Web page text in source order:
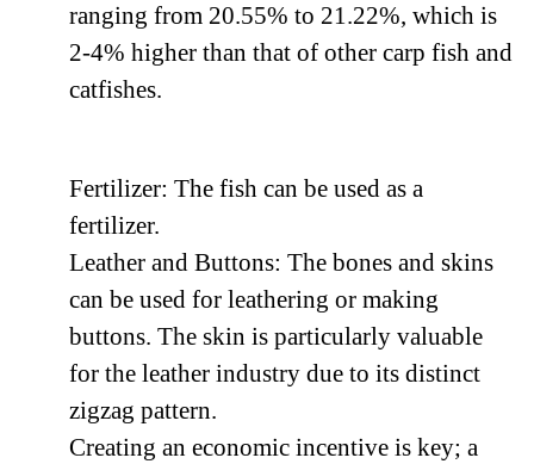
ranging from 20.55% to 21.22%, which is
2-4% higher than that of other carp fish and
catfishes.
Fertilizer: The fish can be used as a
fertilizer.
Leather and Buttons: The bones and skins
can be used for leathering or making
buttons. The skin is particularly valuable
for the leather industry due to its distinct
zigzag pattern.
Creating an economic incentive is key; a